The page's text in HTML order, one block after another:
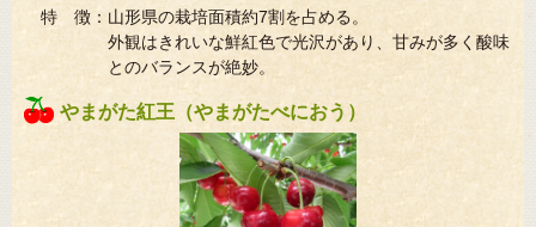
特 徴：山形県の栽培面積約7割を占める。
外観はきれいな鮮紅色で光沢があり、甘みが多く酸味
とのバランスが絶妙。
やまがた紅王（やまがたべにおう）